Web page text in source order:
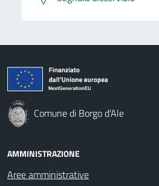
Comune di Borgo d'Ale
AMMINISTRAZIONE
Aree amministrative